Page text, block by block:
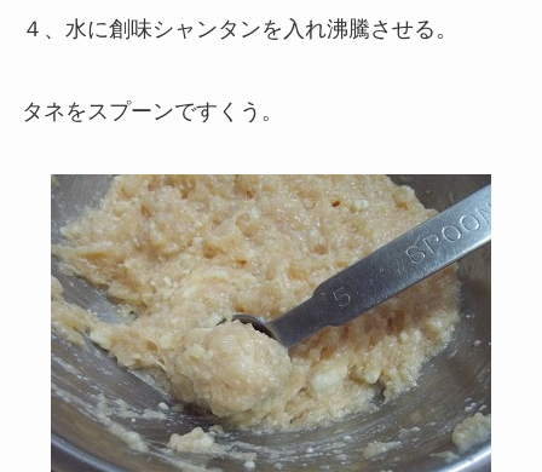
４、水に創味シャンタンを入れ沸騰させる。
タネをスプーンですくう。